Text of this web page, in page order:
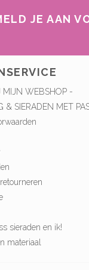
JE AAN
MIJN WEBSHOP -
& SIERADEN MET
sieraden en ik!
materiaal